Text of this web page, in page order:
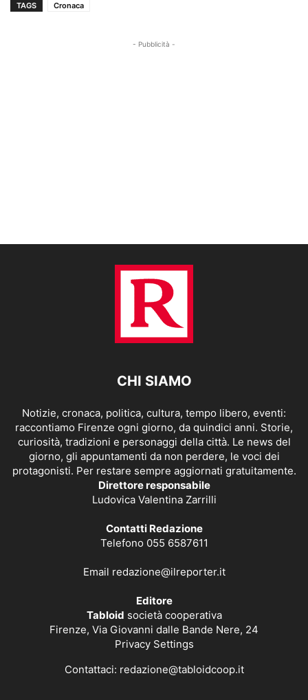
TAGS Cronaca
- Pubblicità -
CHI SIAMO
Notizie, cronaca, politica, cultura, tempo libero, eventi:
raccontiamo Firenze ogni giorno, da quindici anni. Storie,
curiosità, tradizioni e personaggi della città. Le news del
giorno, gli appuntamenti da non perdere, le voci dei
protagonisti. Per restare sempre aggiornati gratuitamente.
Direttore responsabile
Ludovica Valentina Zarrilli
Contatti Redazione
Telefono 055 6587611
Email redazione@ilreporter.it
Editore
Tabloid società cooperativa
Firenze, Via Giovanni dalle Bande Nere, 24
Privacy Settings
Contattaci: redazione@tabloidcoop.it